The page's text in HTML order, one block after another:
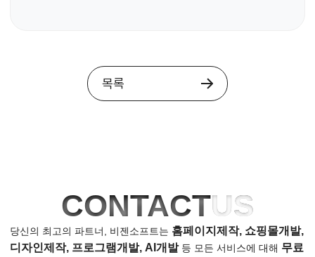
목록
CONTACTUS
당신의 최고의 파트너, 비젠소프트는 홈페이지제작, 쇼핑몰개발,
디자인제작, 프로그램개발, AI개발등 모든 서비스에 대해 무료